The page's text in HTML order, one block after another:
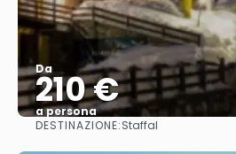
Da
210 €
a persona
DESTINAZIONE:Staffal